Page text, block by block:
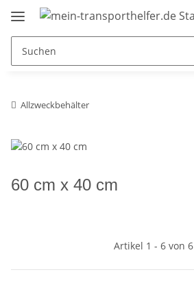
Allzweckbehälter
60 cm x 40 cm
Artikel 1 - 6 von 6